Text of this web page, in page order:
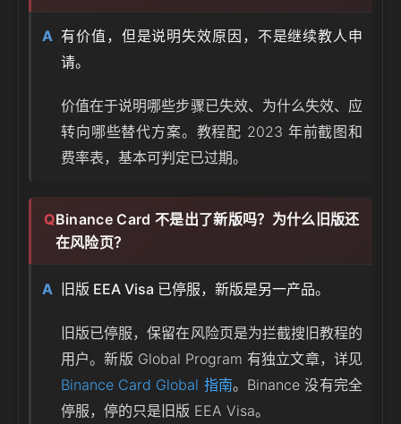
有价值，但是说明失效原因，不是继续教人申
请。
价值在于说明哪些步骤已失效、为什么失效、应
转向哪些替代方案。教程配 2023 年前截图和
费率表，基本可判定已过期。
Binance Card 不是出了新版吗？为什么旧版还
在风险页？
旧版 EEA Visa 已停服，新版是另一产品。
旧版已停服，保留在风险页是为拦截搜旧教程的
用户。新版 Global Program 有独立文章，详见
Binance Card Global 指南。Binance 没有完全
停服，停的只是旧版 EEA Visa。